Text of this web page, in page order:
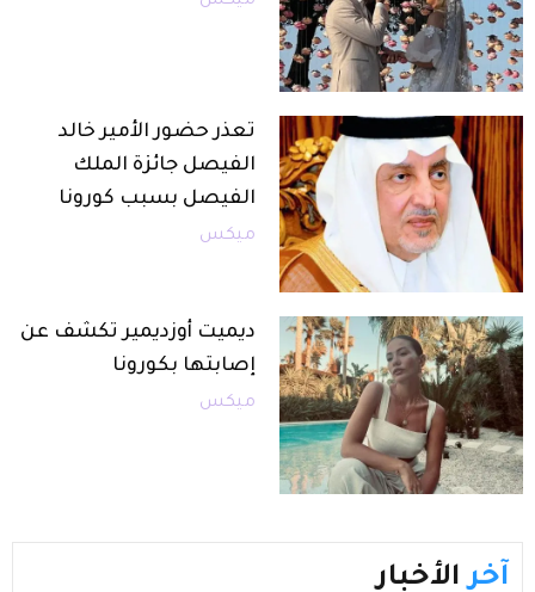
تعذر حضور الأمير خالد
الفيصل جائزة الملك
الفيصل بسبب كورونا
ميكس
ديميت أوزديمير تكشف عن
إصابتها بكورونا
ميكس
آخر الأخبار